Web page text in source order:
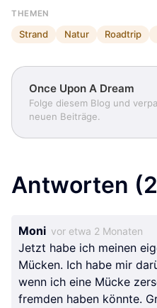
THEMEN
Strand Natur Roadtrip
Once Upon A Dream
Folge diesem Blog und
neuen Beiträge.
Antworten
Moni vor etwa 2 Monaten
Jetzt habe ich meinen
Mücken. Ich habe mir
wenn ich eine Mücke
fremden haben könnte.